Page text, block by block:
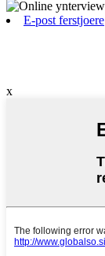
E-post ferstjoere
x